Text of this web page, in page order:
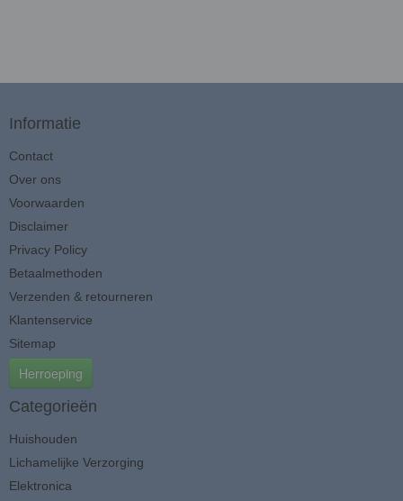
Informatie
Contact
Over ons
Voorwaarden
Disclaimer
Privacy Policy
Betaalmethoden
Verzenden & retourneren
Klantenservice
Sitemap
Herroeping
Categorieën
Huishouden
Lichamelijke Verzorging
Elektronica